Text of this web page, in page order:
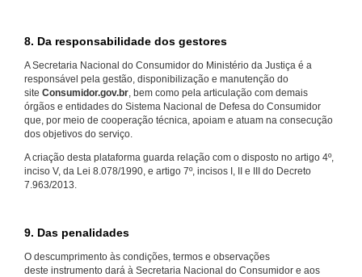
8. Da responsabilidade dos gestores
A Secretaria Nacional do Consumidor do Ministério da Justiça é a
responsável pela gestão, disponibilização e manutenção do
site Consumidor.gov.br, bem como pela articulação com demais
órgãos e entidades do Sistema Nacional de Defesa do Consumidor
que, por meio de cooperação técnica, apoiam e atuam na consecução
dos objetivos do serviço.
A criação desta plataforma guarda relação com o disposto no artigo 4º,
inciso V, da Lei 8.078/1990, e artigo 7º, incisos I, II e III do Decreto
7.963/2013.
9. Das penalidades
O descumprimento às condições, termos e observações
deste instrumento dará à Secretaria Nacional do Consumidor e aos